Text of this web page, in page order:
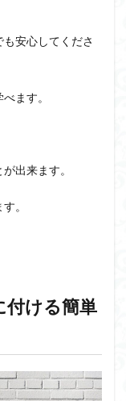
安心してくださ
ます。
出来ます。
。
付ける簡単